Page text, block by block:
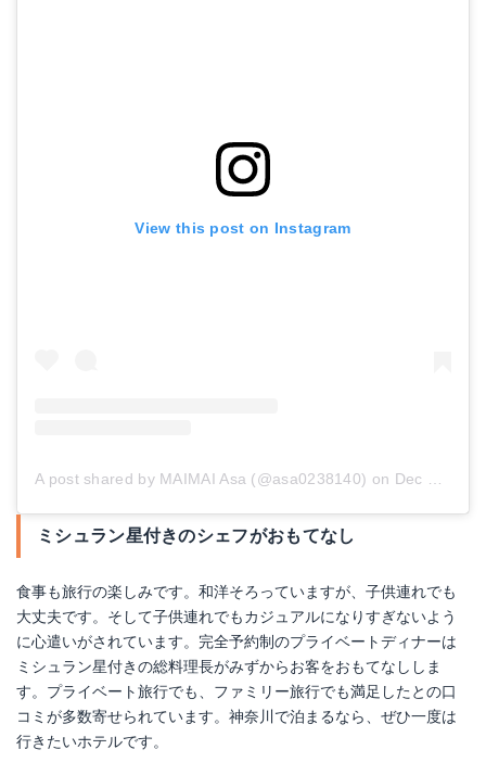
View this post on Instagram
A post shared by MAIMAI Asa (@asa0238140) on Dec 18, 2018 at 4:38am PST
ミシュラン星付きのシェフがおもてなし
食事も旅行の楽しみです。和洋そろっていますが、子供連れでも
大丈夫です。そして子供連れでもカジュアルになりすぎないよう
に心遣いがされています。完全予約制のプライベートディナーは
ミシュラン星付きの総料理長がみずからお客をおもてなししま
す。プライベート旅行でも、ファミリー旅行でも満足したとの口
コミが多数寄せられています。神奈川で泊まるなら、ぜひ一度は
行きたいホテルです。